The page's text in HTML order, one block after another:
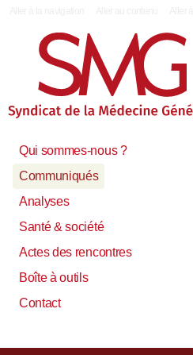
Qui sommes-nous ?
Communiqués
Analyses
Santé & société
Actes des rencontres
Boîte à outils
Contact